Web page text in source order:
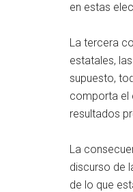
en estas
La tercera
estatales,
supuesto,
comporta el
resultados
La
discurso de
de lo que